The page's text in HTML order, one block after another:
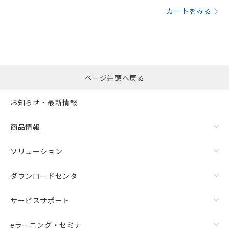
漏れ電流特性
カートをみる
ページ先頭へ戻る
お知らせ・最新情報
商品情報
ソリューション
ダウンロードセンタ
サービスサポート
eラーニング・セミナ